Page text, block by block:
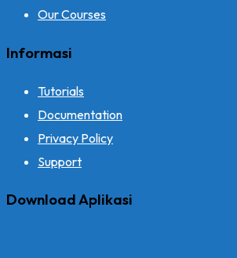
Our Courses
Informasi
Tutorials
Documentation
Privacy Policy
Support
Download Aplikasi